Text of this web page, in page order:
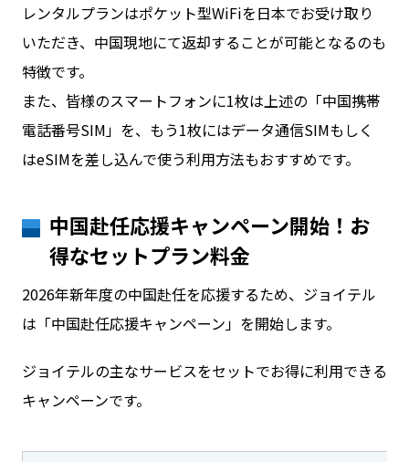
レンタルプランはポケット型WiFiを日本でお受け取り
いただき、中国現地にて返却することが可能となるのも
特徴です。
また、皆様のスマートフォンに1枚は上述の「中国携帯
電話番号SIM」を、もう1枚にはデータ通信SIMもしく
はeSIMを差し込んで使う利用方法もおすすめです。
中国赴任応援キャンペーン開始！お
得なセットプラン料金
2026年新年度の中国赴任を応援するため、ジョイテル
は「中国赴任応援キャンペーン」を開始します。
ジョイテルの主なサービスをセットでお得に利用できる
キャンペーンです。